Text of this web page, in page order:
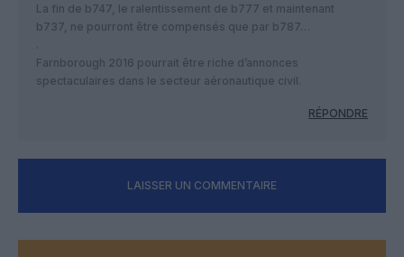
La fin de b747, le ralentissement de b777 et maintenant
b737, ne pourront être compensés que par b787…
Farnborough 2016 pourrait être riche d’annonces
spectaculaires dans le secteur aéronautique civil.
RÉPONDRE
LAISSER UN COMMENTAIRE